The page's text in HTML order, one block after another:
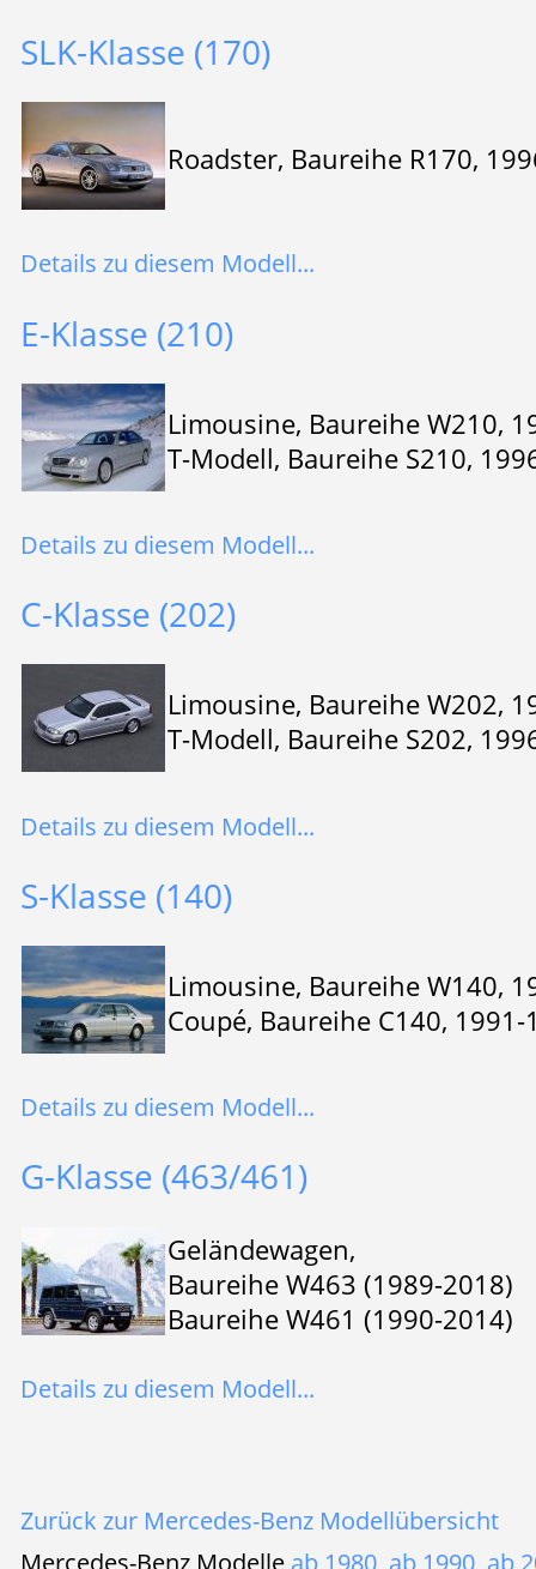
SLK-Klasse (170)
Roadster, Baureihe R170,
Details zu diesem Modell...
E-Klasse (210)
Limousine, Baureihe W210,
T-Modell, Baureihe S210,
Details zu diesem Modell...
C-Klasse (202)
Limousine, Baureihe W202,
T-Modell, Baureihe S202,
Details zu diesem Modell...
S-Klasse (140)
Limousine, Baureihe W140,
Coupé, Baureihe C140, 1991-
Details zu diesem Modell...
G-Klasse (463/461)
Geländewagen,
Baureihe W463 (1989-2018)
Baureihe W461 (1990-2014)
Details zu diesem Modell...
Zurück zur Mercedes-Benz Modellübersicht
Mercedes-Benz Modelle ab 1980, ab 1990, ab